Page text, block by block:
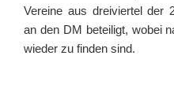
Vereine aus dreiviertel der
an den DM beteiligt, wobei
wieder zu finden sind.